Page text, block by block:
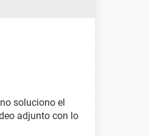
soluciono el
adjunto con lo